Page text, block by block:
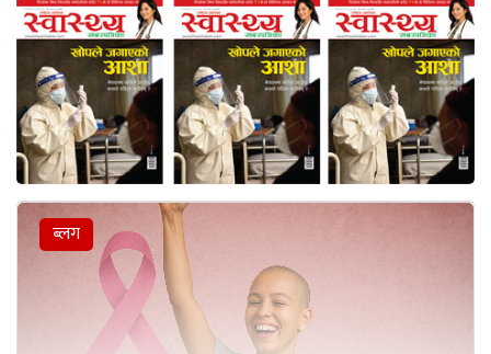
ब्लग